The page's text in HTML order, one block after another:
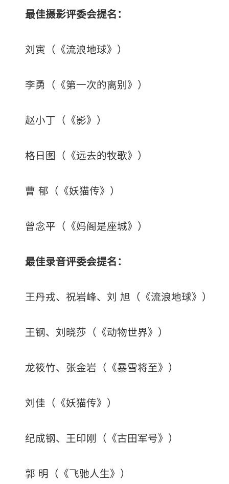
最佳摄影评委会提名：
刘寅（《流浪地球》）
李勇（《第一次的离别》）
赵小丁（《影》）
格日图（《远去的牧歌》）
曹 郁（《妖猫传》）
曾念平（《妈阁是座城》）
最佳录音评委会提名：
王丹戎、祝岩峰、刘 旭（《流浪地球》）
王钢、刘晓莎（《动物世界》）
龙筱竹、张金岩（《暴雪将至》）
刘佳（《妖猫传》）
纪成钢、王印刚（《古田军号》）
郭 明（《飞驰人生》）